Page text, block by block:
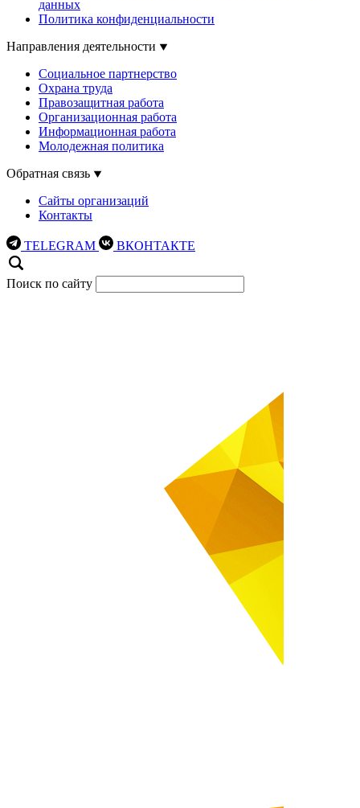
данных
Политика конфиденциальности
Направления деятельности
Социальное партнерство
Охрана труда
Правозащитная работа
Организационная работа
Информационная работа
Молодежная политика
Обратная связь
Сайты организаций
Контакты
TELEGRAM ВКОНТАКТЕ
Поиск по сайту